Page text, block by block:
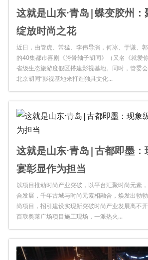
这就是山东·青岛|蝶变胶州：
绽放时尚之花
近日，由管虎、常猛、李伟导演，何冰、于谦、
的40集都市喜剧《胯骨轴子胡同》（又名《就爱
省级生态旅游度假区搭建影视基地。同时，管委
北京胡同”影视基地来打造独具文化...
这就是山东·青岛|古都即墨
宴彰显作为担当
以项目推动时尚产业突破，以平台汇聚时尚元素
合发展，千年古城与时尚元素相融合，焕发出勃
尚项目，招引建设实现新突破时尚产业发展离不
百联奥莱广场项目施工现场，一派热火...